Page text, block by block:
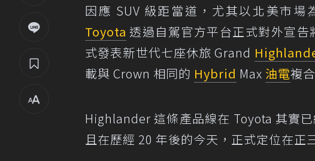
因應 SUV 級距當道，尤其以北美市場
Toyota 透過自駕官方平台正式對外宣
式發表新世代七座休旅 Grand
載與 Crown 相同的 Hybrid Max 油電複
Highlander 這條產品線在 Toyota 其實
且在歷經 20 年後的今天，正式定位在正